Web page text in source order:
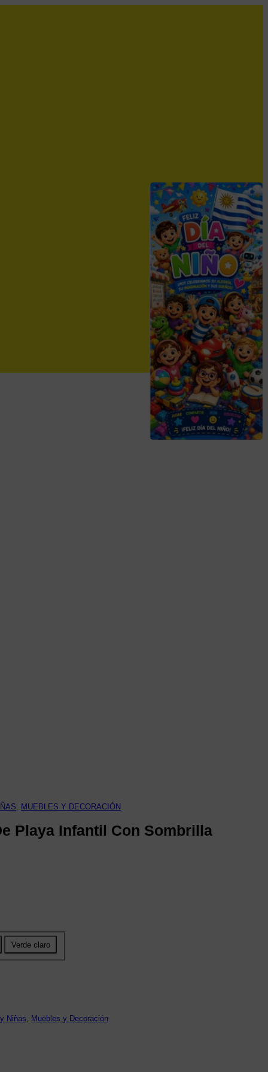
MUEBLES Y DECORACIÓN
Playa Infantil Con Sombrilla
Verde claro
Niñas Muebles y Decoración